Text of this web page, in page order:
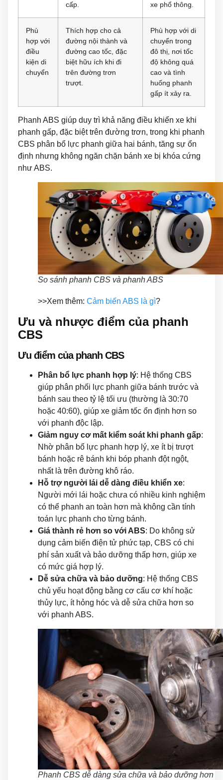
cấp.
xe phổ thông.
Phù
hợp với
điều
kiện di
chuyển
Thích hợp cho cả
đường nội thành và
đường cao tốc, đặc
biệt hữu ích khi đi
trên đường trơn
trượt.
Phù hợp với di
chuyển trong
đô thị, nơi tốc
độ không quá
cao và tình
huống phanh
gấp ít xảy ra.
Phanh ABS giúp duy trì khả năng điều khiển xe khi
phanh gấp, đặc biệt trên đường trơn, trong khi phanh
CBS phân bổ lực phanh giữa hai bánh, tăng sự ổn
định nhưng không ngăn chặn bánh xe bị khóa cứng
như ABS.
So sánh phanh CBS và phanh ABS
>>Xem thêm: Cảm biến ABS là gì?
Ưu và nhược điểm của phanh
CBS
Ưu điểm của phanh CBS
Phân bổ lực phanh hợp lý: Hệ thống CBS
giúp phân phối lực phanh giữa bánh trước và
bánh sau theo tỷ lệ tối ưu (thường là 30:70
hoặc 40:60), giúp xe giảm tốc ổn định hơn so
với phanh độc lập.
Giảm nguy cơ mất kiểm soát khi phanh gấp:
Nhờ phân bổ lực phanh hợp lý, xe ít bị trượt
bánh hoặc rê bánh khi bóp phanh đột ngột,
nhất là trên đường khô ráo.
Hỗ trợ người lái dễ dàng điều khiển xe:
Người mới lái hoặc chưa có nhiều kinh nghiệm
có thể phanh an toàn hơn mà không cần tính
toán lực phanh cho từng bánh.
Giá thành rẻ hơn so với ABS: Do không sử
dụng cảm biến điện tử phức tạp, CBS có chi
phí sản xuất và bảo dưỡng thấp hơn, giúp xe
có mức giá hợp lý.
Dễ sửa chữa và bảo dưỡng: Hệ thống CBS
chủ yếu hoạt động bằng cơ cấu cơ khí hoặc
thủy lực, ít hỏng hóc và dễ sửa chữa hơn so
với phanh ABS.
Phanh CBS dễ dàng sửa chữa và bảo dưỡng hơn